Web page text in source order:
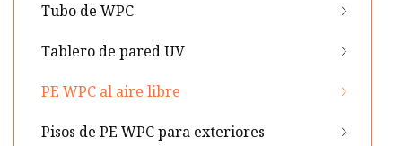
Tubo de WPC
Tablero de pared UV
PE WPC al aire libre
Pisos de PE WPC para exteriores